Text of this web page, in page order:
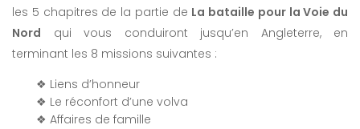
les 5 chapitres de la partie de La bataille pour la Voie du
Nord qui vous conduiront jusqu’en Angleterre, en
terminant les 8 missions suivantes :
❖ Liens d’honneur
❖ Le réconfort d’une volva
❖ Affaires de famille